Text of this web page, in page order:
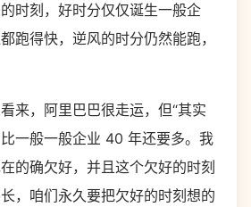
时刻，好时分仅仅诞生一般企
跑得快，逆风的时分仍然能跑，
来，阿里巴巴很走运，但“其实
一般一般企业 40 年还要多。我
的确欠好，并且这个欠好的时刻
，咱们永久要把欠好的时刻想的